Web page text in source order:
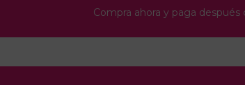
Compra ahora y paga después